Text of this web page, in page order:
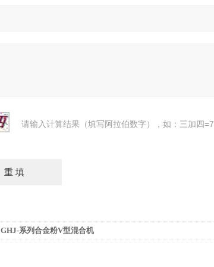
请输入计算结果（填写阿拉伯数字），如：三加四=7
GHJ-系列合金粉V型混合机